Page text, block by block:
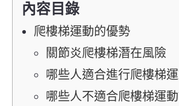
內容目錄
爬樓梯運動的優勢
關節炎爬樓梯潛在風險
哪些人適合進行爬樓梯
哪些人不適合爬樓梯運